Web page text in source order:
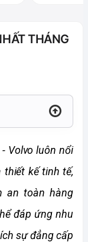
THÁNG
Volvo luôn nổi
kế tinh tế,
an toàn hàng
đáp ứng nhu
sự đẳng cấp